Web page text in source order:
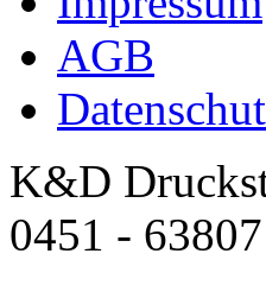
AGB
K&D
0451 -